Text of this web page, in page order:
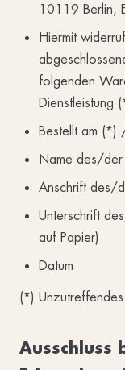
10119 Berlin,
Hiermit
folgenden
Dienstleistung
Bestellt am (*)
Name des/der
Anschrift des/
Unterschrift
auf Papier)
Datum
(*)
Ausschluss